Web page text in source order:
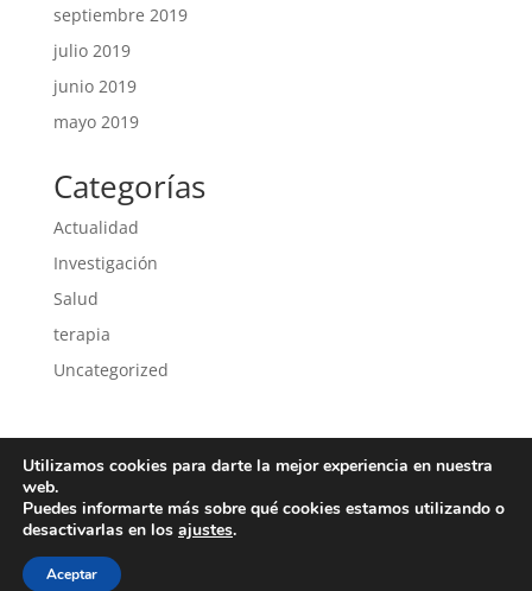
septiembre 2019
julio 2019
junio 2019
mayo 2019
Categorías
Actualidad
Investigación
Salud
terapia
Uncategorized
Copyright 2018 Todos los derechos reservados
Utilizamos cookies para darte la mejor experiencia en nuestra
web.
Puedes informarte más sobre qué cookies estamos utilizando o
desactivarlas en los ajustes.
Aceptar